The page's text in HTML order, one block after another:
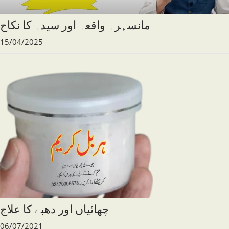
مانسہرہ واقعہ اور سیدہ کا نکاح
15/04/2025
چھائیاں اور دھبے کا علاج
06/07/2021